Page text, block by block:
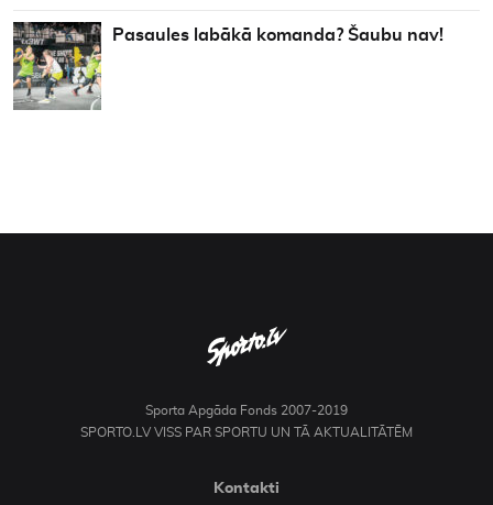
Pasaules labākā komanda? Šaubu nav!
Sporta Apgāda Fonds 2007-2019
SPORTO.LV VISS PAR SPORTU UN TĀ AKTUALITĀTĒM
Kontakti